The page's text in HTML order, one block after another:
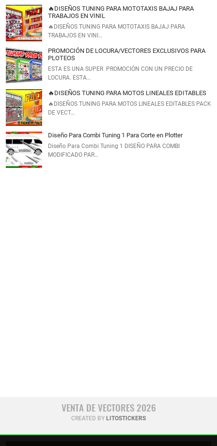
🔥DISEÑOS TUNING PARA MOTOTAXIS BAJAJ PARA
TRABAJOS EN VINIL
🔥DISEÑOS TUNING PARA MOTOTAXIS BAJAJ PARA
TRABAJOS EN VINI…
PROMOCIÓN DE LOCURA/VECTORES EXCLUSIVOS PARA
PLOTEOS
ESTA ES UNA SUPER PROMOCIÓN CON UN PRECIO DE
LOCURA. ESTA…
🔥DISEÑOS TUNING PARA MOTOS LINEALES EDITABLES
🔥DISEÑOS TUNING PARA MOTOS LINEALES EDITABLES PACK
DE VECT…
Diseño Para Combi Tuning 1 Para Corte en Plotter
Diseño Para Combi Tuning 1 DISEÑO PARA COMBI
MODIFICADO PAR…
VENTA DE VECTORES 2026
CREATED BY LITOSTICKERS